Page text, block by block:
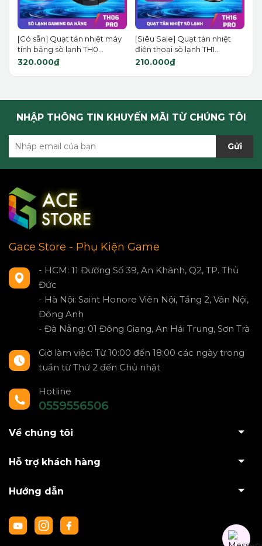
[Có sẵn] Quạt tản nhiệt máy
tính bảng sò lạnh TH0...
320.000₫
[Siêu Sale] Quạt tản nhiệt
điện thoại sò lạnh TH1...
210.000₫
NHẬP THÔNG TIN KHUYẾN MÃI TỪ CHÚNG TÔI
Gửi
Gace Store - Phụ Kiện Game
- HCM: 11 Đường Số 39, An Khánh, Q2, TP. Thủ
Đức
- Hà Nội: Saint Honore Viên Nội, Tầng 2, Vân Nội,
Đông Anh
- Đà Nẵng: 01 Đông Giang, An Hải Trung, Sơn Trà
Giờ làm việc: Từ 10:00 đến 18:00 các ngày trong
tuần từ Thứ 2 đến Chủ nhật
Hotline
0559556506
Về chúng tôi
Hỗ trợ khách hàng
Hướng dẫn